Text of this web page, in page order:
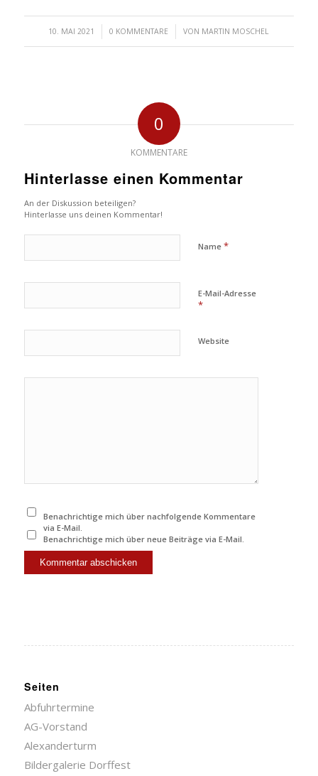
10. MAI 2021
/ 0 KOMMENTARE
/ VON MARTIN MOSCHEL
0
KOMMENTARE
Hinterlasse einen Kommentar
An der Diskussion beteiligen?
Hinterlasse uns deinen Kommentar!
Name *
E-Mail-Adresse
*
Website
Benachrichtige mich über nachfolgende Kommentare
via E-Mail.
Benachrichtige mich über neue Beiträge via E-Mail.
Seiten
Abfuhrtermine
AG-Vorstand
Alexanderturm
Bildergalerie Dorffest